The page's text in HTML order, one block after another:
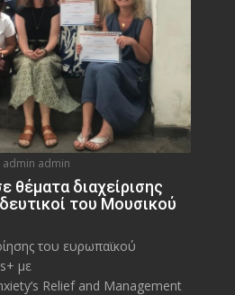
admin admin
θέματα διαχείρισης
του Μουσικού
του ευρωπαϊκού
με
Relief and Management